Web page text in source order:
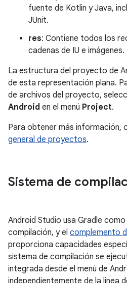
fuente de Kotlin y Java,
JUnit.
res: Contiene todos los
cadenas de IU e imágenes.
La estructura del proyecto de
de esta representación plana.
de archivos del proyecto,
Android en el menú Project.
Para obtener más información,
general de proyectos.
Sistema de
Android Studio usa Gradle
compilación, y el complemento
proporciona capacidades
sistema de compilación se
integrada desde el menú de
independientemente de la línea